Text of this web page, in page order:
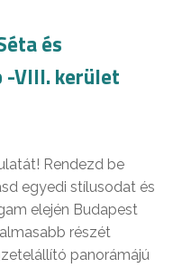
és
-VIII. kerület
Rendezd be
egyedi stílusodat és
elején Budapest
részét
panorámájú